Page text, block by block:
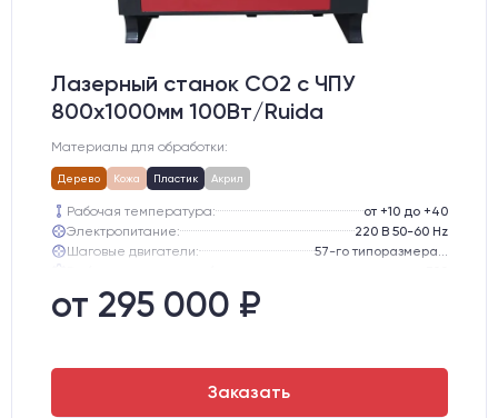
Лазерный станок CO2 c ЧПУ
800х1000мм 100Вт/Ruida
Материалы для обработки:
Дерево Кожа Пластик Акрил
Рабочая температура:
от +10 до +40
Электропитание:
220 В 50-60 Hz
Шаговые двигатели:
Направляющие оси Y:
Направляющие оси Х:
от 295 000 ₽
Заказать